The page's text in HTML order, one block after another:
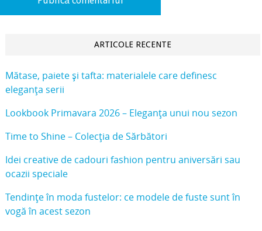
ARTICOLE RECENTE
Mătase, paiete și tafta: materialele care definesc
eleganța serii
Lookbook Primavara 2026 – Eleganța unui nou sezon
Time to Shine – Colecția de Sărbători
Idei creative de cadouri fashion pentru aniversări sau
ocazii speciale
Tendințe în moda fustelor: ce modele de fuste sunt în
vogă în acest sezon